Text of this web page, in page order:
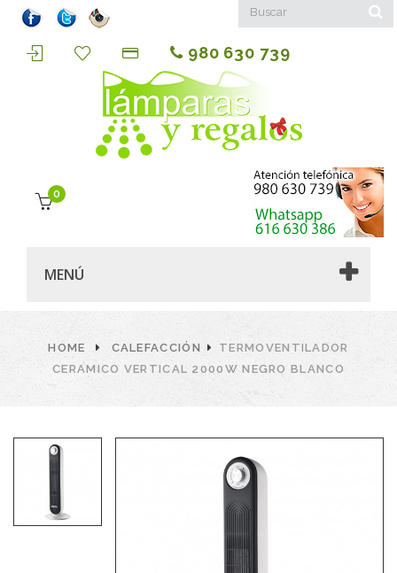
980 630 739
0
MENÚ
HOME CALEFACCIÓN
TERMOVENTILADOR
CERAMICO VERTICAL 2000W NEGRO BLANCO